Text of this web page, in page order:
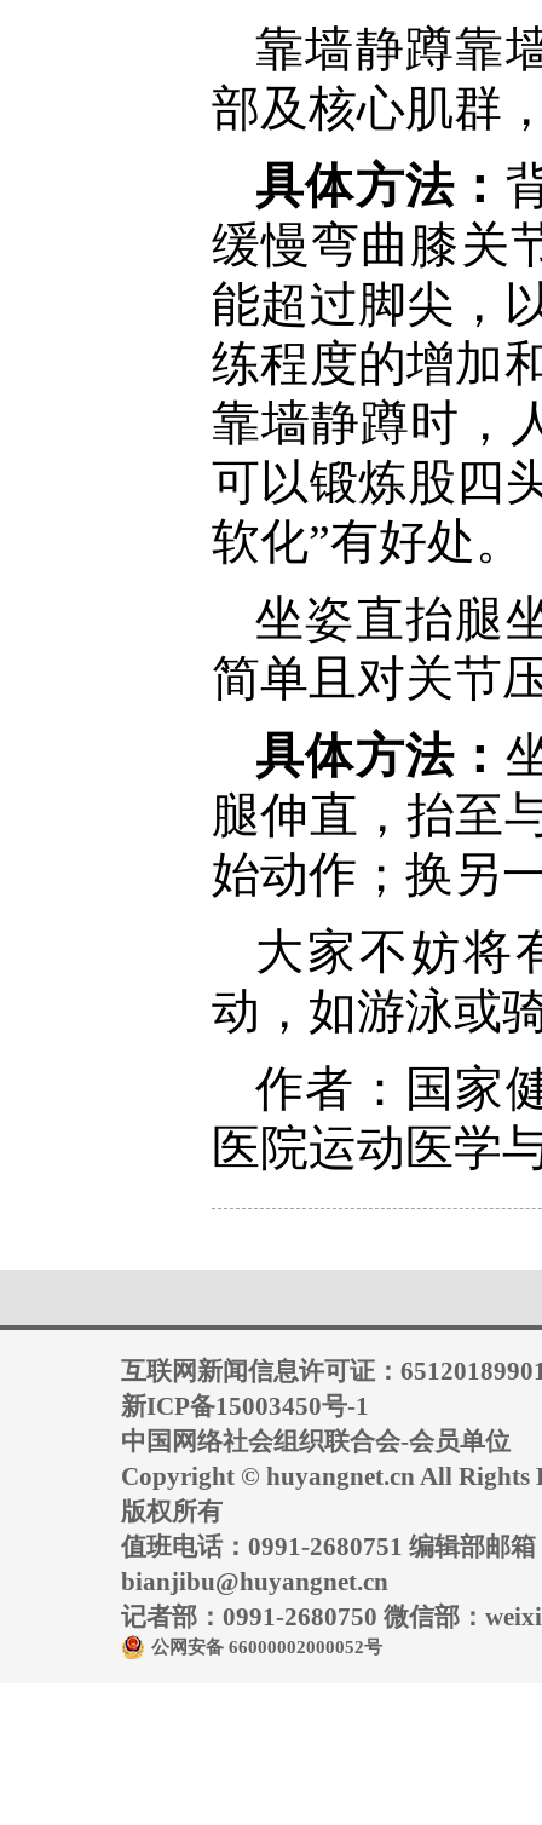
靠墙静蹲靠
部及核心肌群
具体方法：
缓慢弯曲膝关
能超过脚尖，
练程度的增加
靠墙静蹲时，
可以锻炼股四
软化”有好处。
坐姿直抬腿
简单且对关节
具体方法：
腿伸直，抬至
始动作；换另
大家不妨将
动，如游泳或
作者：国家
医院运动医学
互联网新闻信息许可证：
新ICP备15003450号-1
中国网络社会组织联合会-会员单位
Copyright © huyangnet.cn All Rights
版权所有
值班电话：0991-2680751 编辑部邮箱
bianjibu@huyangnet.cn
记者部：0991-2680750 微信部：
公网安备 66000002000052号